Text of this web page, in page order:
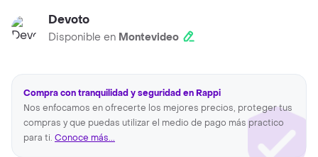
Devoto
Disponible en Montevideo
Compra con tranquilidad y seguridad en Rappi
Nos enfocamos en ofrecerte los mejores precios, proteger tus
compras y que puedas utilizar el medio de pago más practico
para ti. Conoce más...